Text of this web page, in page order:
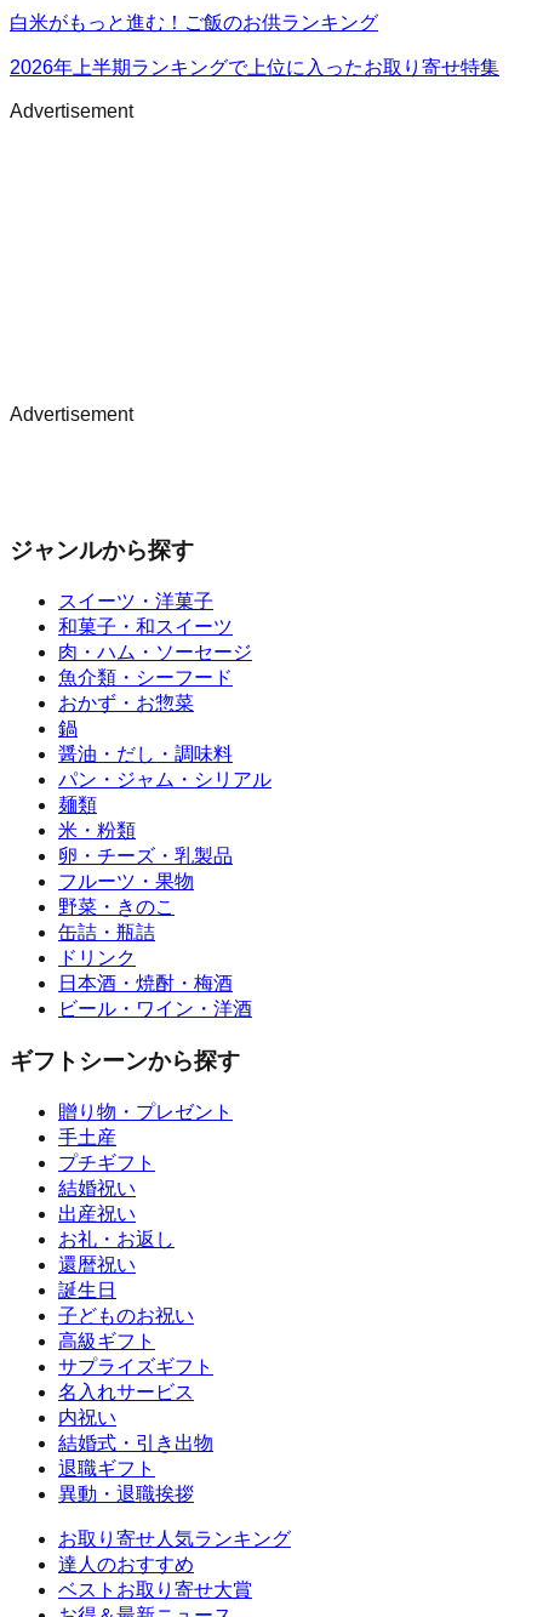
白米がもっと進む！ご飯のお供ランキング
2026年上半期ランキングで上位に入ったお取り寄せ特集
Advertisement
Advertisement
ジャンルから探す
スイーツ・洋菓子
和菓子・和スイーツ
肉・ハム・ソーセージ
魚介類・シーフード
おかず・お惣菜
鍋
醤油・だし・調味料
パン・ジャム・シリアル
麺類
米・粉類
卵・チーズ・乳製品
フルーツ・果物
野菜・きのこ
缶詰・瓶詰
ドリンク
日本酒・焼酎・梅酒
ビール・ワイン・洋酒
ギフトシーンから探す
贈り物・プレゼント
手土産
プチギフト
結婚祝い
出産祝い
お礼・お返し
還暦祝い
誕生日
子どものお祝い
高級ギフト
サプライズギフト
名入れサービス
内祝い
結婚式・引き出物
退職ギフト
異動・退職挨拶
お取り寄せ人気ランキング
達人のおすすめ
ベストお取り寄せ大賞